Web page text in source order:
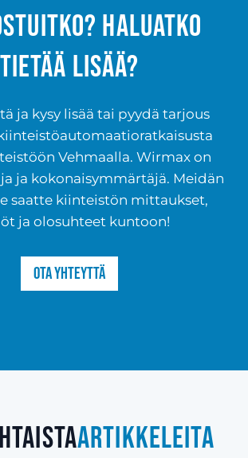
Haluatko
tietää lisää?
ja kysy lisää tai pyydä tarjous
Vehmaalla. Wirmax on
ja kokonaisymmärtäjä. Meidän
saatte kiinteistön mittaukset,
ja olosuhteet kuntoon!
Ota yhteyttä
artikkeleita